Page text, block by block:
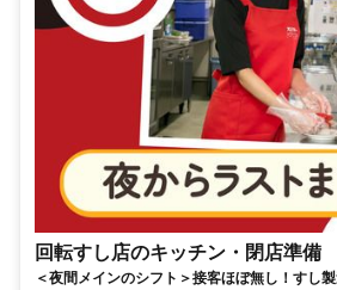
回転すし店のキッチン・閉店準備
＜夜間メインのシフト＞接客ほぼ無し！すし